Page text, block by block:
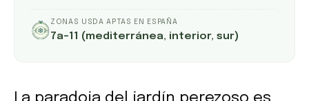
ZONAS USDA APTAS EN ESPAÑA
7a–11 (mediterránea, interior, sur)